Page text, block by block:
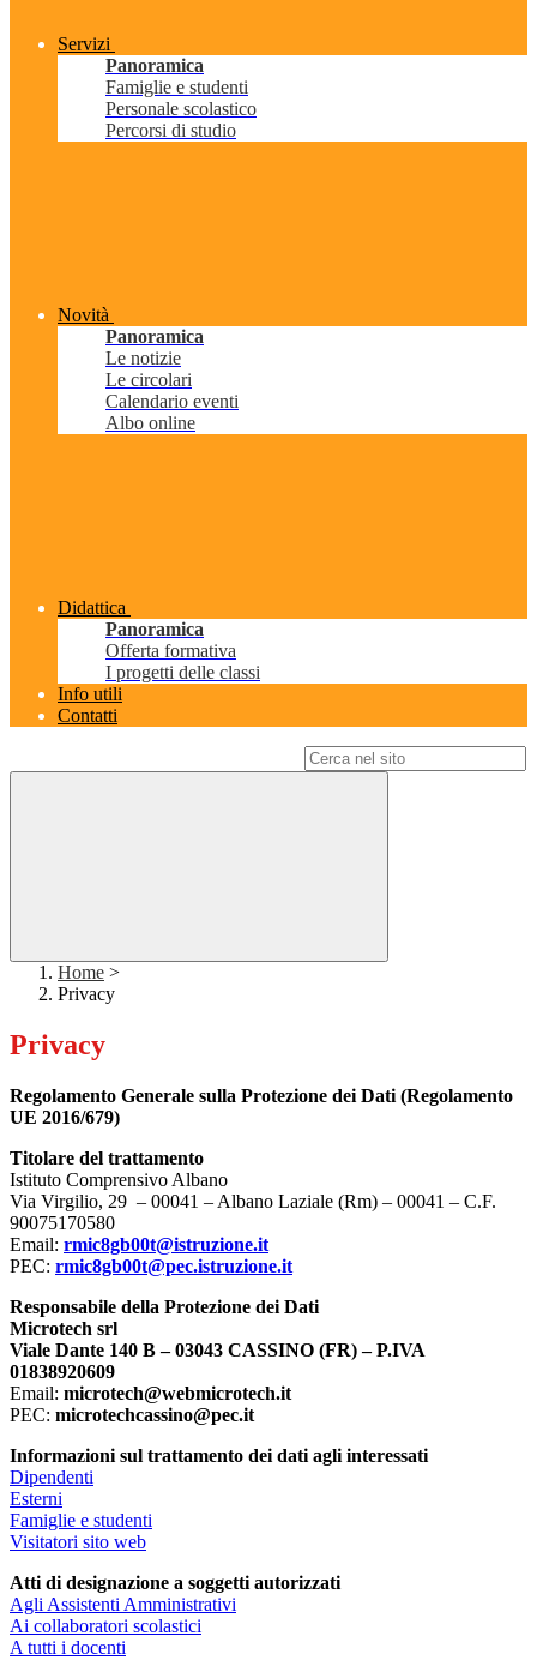
Servizi
Panoramica
Famiglie e studenti
Personale scolastico
Percorsi di studio
Novità
Panoramica
Le notizie
Le circolari
Calendario eventi
Albo online
Didattica
Panoramica
Offerta formativa
I progetti delle classi
Info utili
Contatti
Home >
Privacy
Privacy
Regolamento Generale sulla Protezione dei Dati (Regolamento
UE 2016/679)
Titolare del trattamento
Istituto Comprensivo Albano
Via Virgilio, 29 – 00041 – Albano Laziale (Rm) – 00041 – C.F.
90075170580
Email: rmic8gb00t@istruzione.it
PEC: rmic8gb00t@pec.istruzione.it
Responsabile della Protezione dei Dati
Microtech srl
Viale Dante 140 B – 03043 CASSINO (FR) – P.IVA
01838920609
Email: microtech@webmicrotech.it
PEC: microtechcassino@pec.it
Informazioni sul trattamento dei dati agli interessati
Dipendenti
Esterni
Famiglie e studenti
Visitatori sito web
Atti di designazione a soggetti autorizzati
Agli Assistenti Amministrativi
Ai collaboratori scolastici
A tutti i docenti